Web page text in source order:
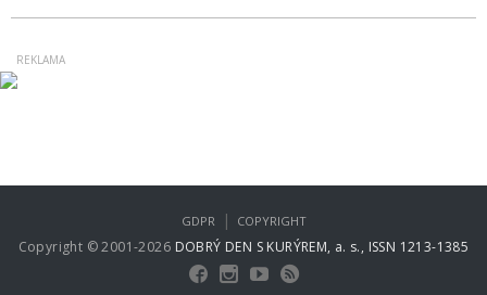
Copyright © 2001-2026 DOBRÝ DEN S KURÝREM, a. s., ISSN 1213-1385
GDPR | COPYRIGHT